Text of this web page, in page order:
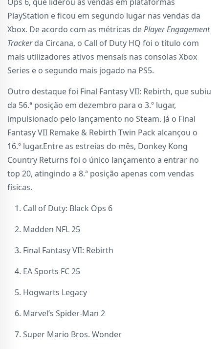
PlayStation e ficou em segundo lugar nas vendas da
Xbox. De acordo com as métricas dePlayer Engagement
Trackerda Circana, o Call of Duty HQ foi o título com
mais utilizadores ativos mensais nas consolas Xbox
Series e o segundo mais jogado na PS5.
Outro destaque foi Final Fantasy VII: Rebirth, que subiu
da 56.ª posição em dezembro para o 3.º lugar,
impulsionado pelo lançamento no Steam. Já o Final
Fantasy VII Remake & Rebirth Twin Pack alcançou o
16.º lugar.Entre as estreias do mês, Donkey Kong
Country Returns foi o único lançamento a entrar no
top 20, atingindo a 8.ª posição apenas com vendas
físicas.
Call of Duty: Black Ops 6
Madden NFL 25
Final Fantasy VII: Rebirth
EA Sports FC 25
Hogwarts Legacy
Marvel’s Spider-Man 2
Super Mario Bros. Wonder